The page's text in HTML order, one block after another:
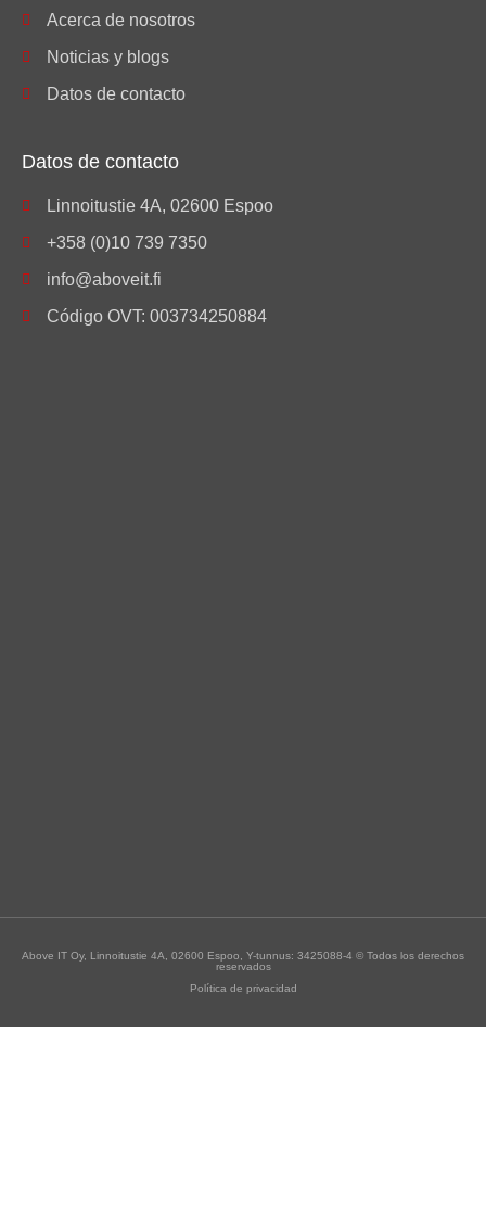
Acerca de nosotros
Noticias y blogs
Datos de contacto
Datos de contacto
Linnoitustie 4A, 02600 Espoo
+358 (0)10 739 7350
info@aboveit.fi
Código OVT: 003734250884
Above IT Oy, Linnoitustie 4A, 02600 Espoo, Y-tunnus: 3425088-4 © Todos los derechos
reservados
Política de privacidad